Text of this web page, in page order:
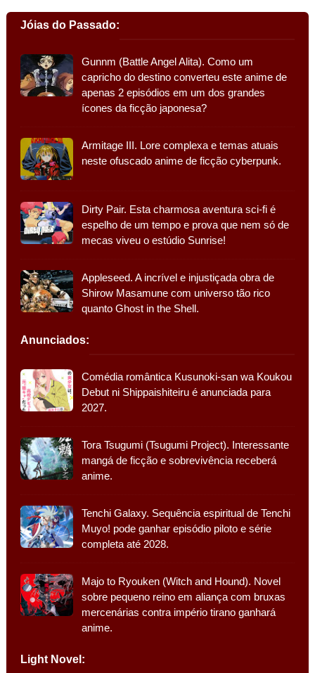
Jóias do Passado:
Gunnm (Battle Angel Alita). Como um
capricho do destino converteu este anime de
apenas 2 episódios em um dos grandes
ícones da ficção japonesa?
Armitage III. Lore complexa e temas atuais
neste ofuscado anime de ficção cyberpunk.
Dirty Pair. Esta charmosa aventura sci-fi é
espelho de um tempo e prova que nem só de
mecas viveu o estúdio Sunrise!
Appleseed. A incrível e injustiçada obra de
Shirow Masamune com universo tão rico
quanto Ghost in the Shell.
Anunciados:
Comédia romântica Kusunoki-san wa Koukou
Debut ni Shippaishiteiru é anunciada para
2027.
Tora Tsugumi (Tsugumi Project). Interessante
mangá de ficção e sobrevivência receberá
anime.
Tenchi Galaxy. Sequência espiritual de Tenchi
Muyo! pode ganhar episódio piloto e série
completa até 2028.
Majo to Ryouken (Witch and Hound). Novel
sobre pequeno reino em aliança com bruxas
mercenárias contra império tirano ganhará
anime.
Light Novel: